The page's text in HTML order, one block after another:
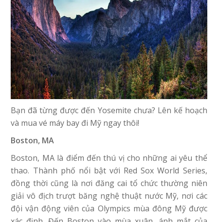
Bạn đã từng được đến Yosemite chưa? Lên kế hoạch
và mua vé máy bay đi Mỹ ngay thôi!
Boston, MA
Boston, MA là điểm đến thú vị cho những ai yêu thể
thao. Thành phố nổi bật với Red Sox World Series,
đồng thời cũng là nơi đăng cai tổ chức thường niên
giải vô địch trượt băng nghệ thuật nước Mỹ, nơi các
đội vận động viên của Olympics mùa đông Mỹ được